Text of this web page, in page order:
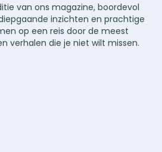
van ons magazine, boordevol
inzichten en prachtige
op een reis door de meest
verhalen die je niet wilt missen.